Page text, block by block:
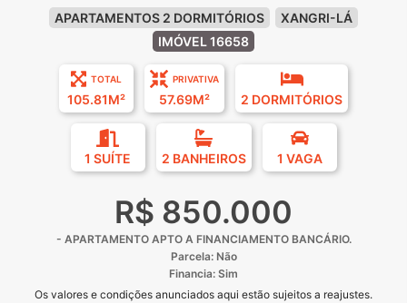
APARTAMENTOS 2 DORMITÓRIOS
XANGRI-LÁ
IMÓVEL 16658
TOTAL
105.81M²
PRIVATIVA
57.69M² 2 DORMITÓRIOS
1 SUÍTE 2 BANHEIROS 1 VAGA
R$ 850.000
- APARTAMENTO APTO A FINANCIAMENTO BANCÁRIO.
Parcela: Não
Financia: Sim
Os valores e condições anunciados aqui estão sujeitos a reajustes.